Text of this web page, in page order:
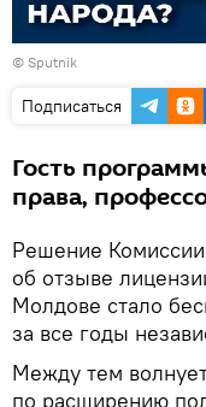
© Sputnik
Подписаться
Гость
права,
Решение
об отзыве
Молдове стало
за все годы
Между тем
по расширению